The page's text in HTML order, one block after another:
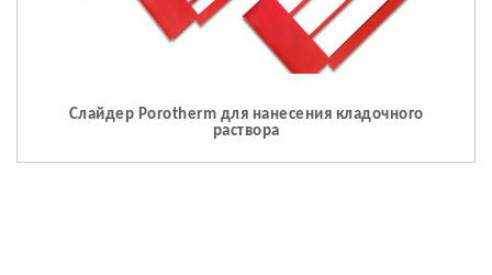
Слайдер Porotherm для нанесения кладочного
раствора